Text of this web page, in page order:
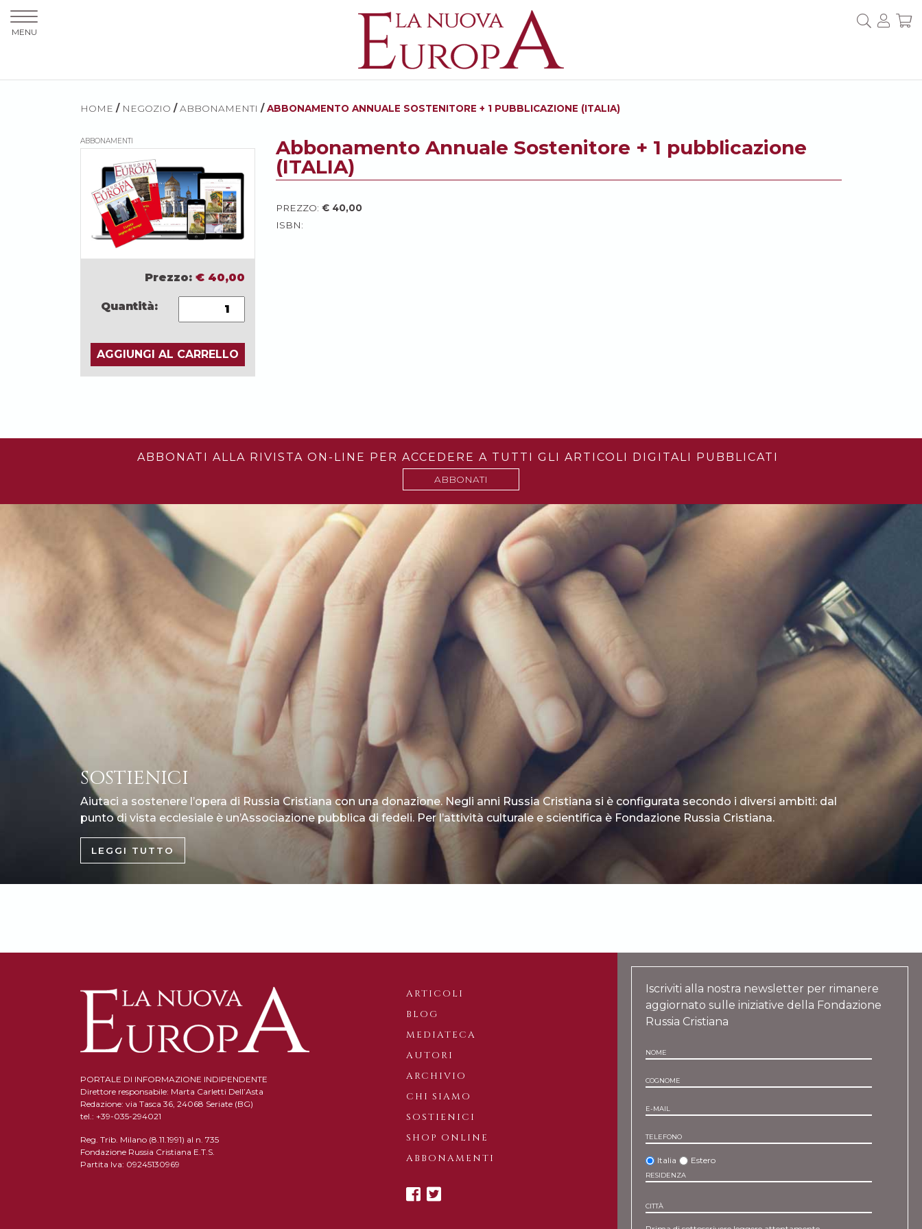
HOME / NEGOZIO / ABBONAMENTI / ABBONAMENTO ANNUALE SOSTENITORE + 1 PUBBLICAZIONE (ITALIA)
ABBONAMENTI
Prezzo: € 40,00
Quantità:
AGGIUNGI AL CARRELLO
Abbonamento Annuale Sostenitore + 1 pubblicazione
(ITALIA)
PREZZO: € 40,00
ISBN:
ABBONATI ALLA RIVISTA ON-LINE PER ACCEDERE A TUTTI GLI ARTICOLI DIGITALI PUBBLICATI
ABBONATI
SOSTIENICI
Aiutaci a sostenere l’opera di Russia Cristiana con una donazione. Negli anni Russia Cristiana si è configurata secondo i diversi ambiti: dal
punto di vista ecclesiale è un’Associazione pubblica di fedeli. Per l’attività culturale e scientifica è Fondazione Russia Cristiana.
LEGGI TUTTO
PORTALE DI INFORMAZIONE INDIPENDENTE
Direttore responsabile: Marta Carletti Dell’Asta
Redazione: via Tasca 36, 24068 Seriate (BG)
tel.: +39-035-294021
Reg. Trib. Milano (8.11.1991) al n. 735
Fondazione Russia Cristiana E.T.S.
Partita Iva: 09245130969
ARTICOLI
BLOG
MEDIATECA
AUTORI
ARCHIVIO
CHI SIAMO
SOSTIENICI
SHOP ONLINE
ABBONAMENTI
Iscriviti alla nostra newsletter per rimanere
aggiornato sulle iniziative della Fondazione
Russia Cristiana
NOME
COGNOME
E-MAIL
TELEFONO
Italia Estero
RESIDENZA
CITTÀ
MENU